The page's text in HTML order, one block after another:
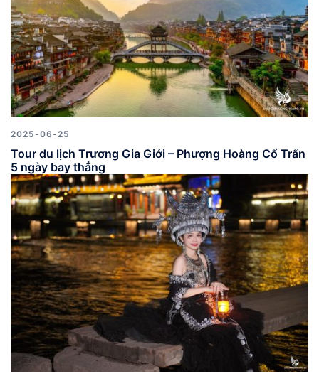
2025-06-25
Tour du lịch Trương Gia Giới – Phượng Hoàng Cổ Trấn
5 ngày bay thẳng